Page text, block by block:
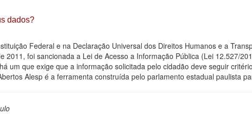
dados?
Federal e na Declaração Universal dos Direitos Humanos e a
2011, foi sancionada a Lei de Acesso a Informação Pública (Lei 12.527/
um que exige que a informação solicitada pelo cidadão deve seguir
Alesp é a ferramenta construída pelo parlamento estadual paulista